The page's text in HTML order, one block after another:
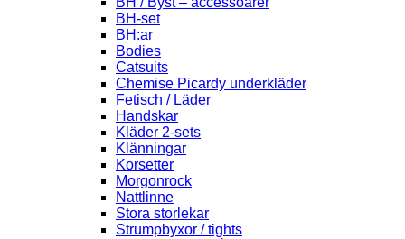
BH-set
BH:ar
Bodies
Catsuits
Chemise Picardy underkläder
Fetisch / Läder
Handskar
Kläder 2-sets
Klänningar
Korsetter
Morgonrock
Nattlinne
Stora storlekar
Strumpbyxor / tights